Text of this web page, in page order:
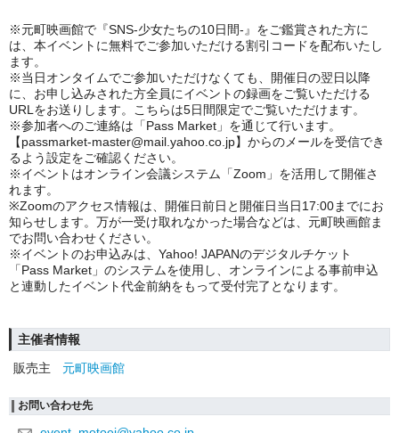
※元町映画館で 『SNS-少女たちの10日間-』 をご鑑賞された方に
は、本イベントに無料でご参加いただける割引コードを配布いたし
ます。
※当日オンタイムでご参加いただけなくても、開催日の翌日以降
に、お申し込みされた方全員にイベントの録画をご覧いただける
URLをお送りします。こちらは5日間限定でご覧いただけます。
※参加者へのご連絡は「Pass Market」を通じて行います。
【passmarket-master@mail.yahoo.co.jp】からのメールを受信でき
るよう設定をご確認ください。
※イベントはオンライン会議システム「Zoom」を活用して開催さ
れます。
※Zoomのアクセス情報は、開催日前日と開催日当日17:00までにお
知らせします。万が一受け取れなかった場合などは、元町映画館ま
でお問い合わせください。
※イベントのお申込みは、Yahoo! JAPANのデジタルチケット
「Pass Market」のシステムを使用し、オンラインによる事前申込
と連動したイベント代金前納をもって受付完了となります。
主催者情報
販売主
元町映画館
お問い合わせ先